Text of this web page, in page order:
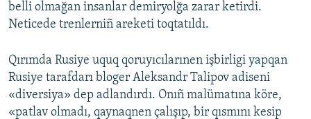
belli olmağan insanlar demiryolğa zarar ketirdi.
Neticede trenlerniñ areketi toqtatıldı.
Qırımda Rusiye uquq qoruyıcılarınen işbirligi yapqan
Rusiye tarafdarı bloger Aleksandr Talipov adiseni
«diversiya» dep adlandırdı. Onıñ malümatına köre,
«patlav olmadı, qaynaqnen çalışıp, bir qısmını kesip